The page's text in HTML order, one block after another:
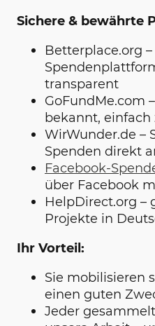
Sichere & bewährte
Betterplace.org
transparent
GoFundMe.com
bekannt,
WirWunder.de –
Spenden direkt
Facebook-
über Facebook
HelpDirect.org –
Projekte in
Ihr Vorteil:
Sie mobilisieren
einen guten
Jeder